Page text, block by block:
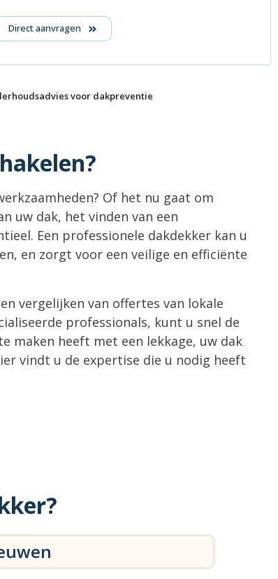
Direct aanvragen
voor dakpreventie
Of het nu gaat om
uw dak, het vinden van een
Een professionele dakdekker kan u
en zorgt voor een veilige en efficiënte
vergelijken van offertes van lokale
professionals, kunt u snel de
maken heeft met een lekkage, uw dak
vindt u de expertise die u nodig heeft